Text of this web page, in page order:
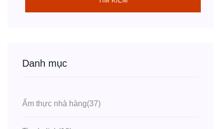
Danh mục
Ẩm thực nhà hàng(37)